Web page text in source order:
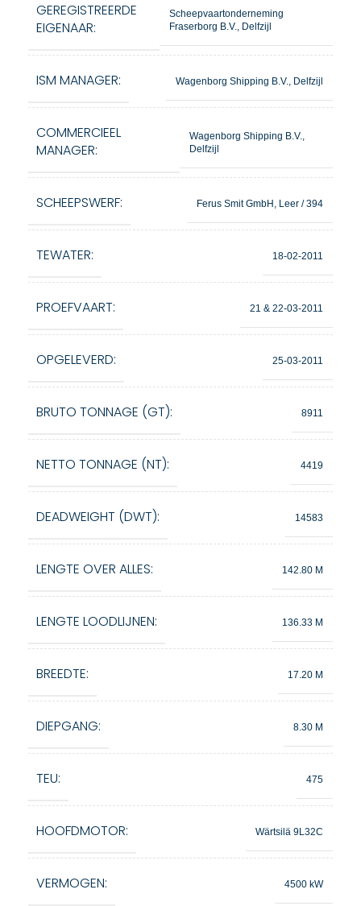
GEREGISTREERDE
EIGENAAR:
Scheepvaartonderneming
Fraserborg B.V., Delfzijl
ISM MANAGER: Wagenborg Shipping B.V., Delfzijl
COMMERCIEEL
MANAGER:
Wagenborg Shipping B.V.,
Delfzijl
SCHEEPSWERF: Ferus Smit GmbH, Leer / 394
TEWATER: 18-02-2011
PROEFVAART: 21 & 22-03-2011
OPGELEVERD: 25-03-2011
BRUTO TONNAGE (GT): 8911
NETTO TONNAGE (NT): 4419
DEADWEIGHT (DWT): 14583
LENGTE OVER ALLES: 142.80 M
LENGTE LOODLIJNEN: 136.33 M
BREEDTE: 17.20 M
DIEPGANG: 8.30 M
TEU: 475
HOOFDMOTOR: Wärtsilä 9L32C
VERMOGEN: 4500 kW